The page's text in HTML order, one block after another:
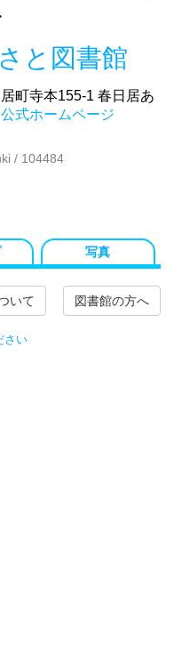
と図書館
町寺本155-1 春日居あ
公式ホームページ
/ 104484
写真
いて 図書館の方へ
さい